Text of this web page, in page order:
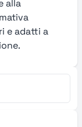
alla
e adatti a